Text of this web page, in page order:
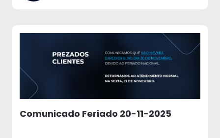
Comunicado Feriado 20-11-2025